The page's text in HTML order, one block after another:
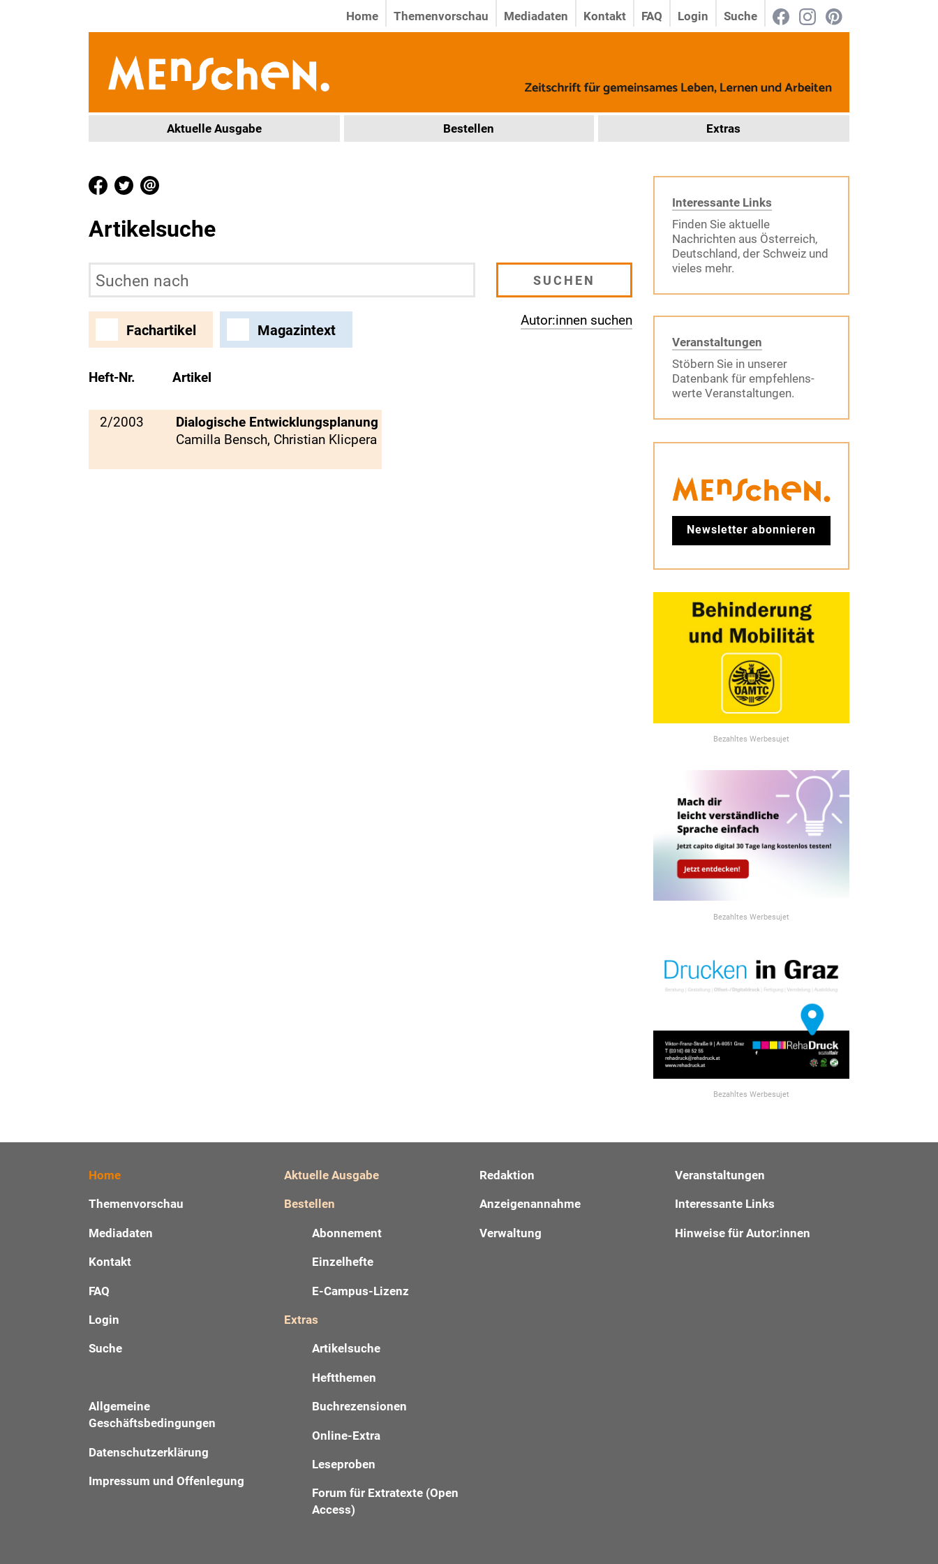
Suche
Login
FAQ
Kontakt
Mediadaten
Themenvorschau
Home
Aktuelle Ausgabe Bestellen Extras
Artikelsuche
Fachartikel Magazintext
Autor:innen suchen
Heft-Nr. Artikel
2/2003
Dialogische Entwicklungsplanung
Camilla Bensch, Christian Klicpera
Interessante Links
Finden Sie aktuelle
Nachrichten aus Österreich,
Deutschland, der Schweiz und
vieles mehr.
Veranstaltungen
Stöbern Sie in unserer
Datenbank für empfehlens-
werte Veranstaltungen.
Newsletter abonnieren
Bezahltes Werbesujet
Bezahltes Werbesujet
Bezahltes Werbesujet
Home
Themenvorschau
Mediadaten
Kontakt
FAQ
Login
Suche
Allgemeine
Geschäftsbedingungen
Datenschutzerklärung
Impressum und Offenlegung
Aktuelle Ausgabe
Bestellen
Abonnement
Einzelhefte
E-Campus-Lizenz
Extras
Artikelsuche
Heftthemen
Buchrezensionen
Online-Extra
Leseproben
Forum für Extratexte (Open
Access)
Redaktion
Anzeigenannahme
Verwaltung
Veranstaltungen
Interessante Links
Hinweise für Autor:innen